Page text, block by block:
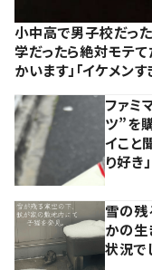
小中高で男子校だっ
学だったら絶対モテて
かいます」「イケメンす
ファミ
ツ”を
イこと
り好き」
雪の残
かの
状況で